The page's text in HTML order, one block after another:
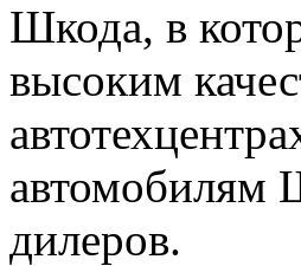
Шкода, в
высоким
автомобилям
дилеров.